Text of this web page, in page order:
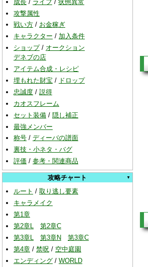
成長 / ライフ / 状態異常
攻撃属性
戦い方 / お金稼ぎ
キャラクター / 加入条件
ショップ/ オークション
デネブの店
アイテム合成・レシピ
埋もれた財宝 / ドロップ
忠誠度 / 説得
カオスフレーム
セット装備 / 隠し補正
最強メンバー
称号 / ディーバの譜面
裏技・小ネタ・バグ
評価 / 参考・関連商品
攻略チャート
ルート / 取り逃し要素
キャラメイク
第1章
第2章L
第2章C
第3章L
第3章N
第3章C
第4章 / 禁呪 / 空中庭園
エンディング / WORLD